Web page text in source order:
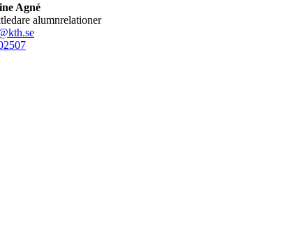
Agné
alumnrelationer